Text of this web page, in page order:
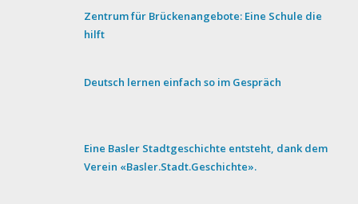
Zentrum für Brückenangebote: Eine Schule die
hilft
Deutsch lernen einfach so im Gespräch
Eine Basler Stadtgeschichte entsteht, dank dem
Verein «Basler.Stadt.Geschichte».